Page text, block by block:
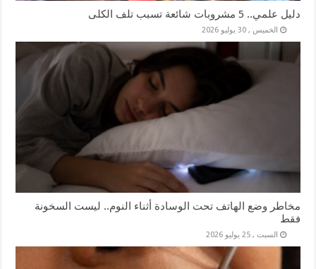
دليل علمي.. 5 مشروبات شائعة تسبب تلف الكلى
الخميس , 30 يوليو 2026
مخاطر وضع الهاتف تحت الوسادة أثناء النوم.. ليست السخونة
فقط
السبت , 25 يوليو 2026